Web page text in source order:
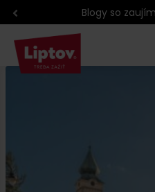
Blogy so